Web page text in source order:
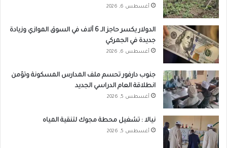
أغسطس 6, 2026
الدولار يكسر حاجز الـ 6 آلاف في السوق الموازي وزيادة
جديدة في الجمركي
أغسطس 6, 2026
جنوب دارفور تحسم ملف المدارس المسكونة وتؤمن
انطلاقة العام الدراسي الجديد
أغسطس 5, 2026
نيالا : تشغيل محطة مجوك لتنقية المياه
أغسطس 5, 2026